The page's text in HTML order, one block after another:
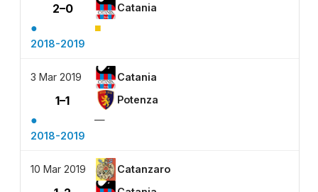
2–0 Catania
● ■
2018-2019
3 Mar 2019 Catania
1–1 Potenza
●
—
2018-2019
10 Mar 2019 Catanzaro